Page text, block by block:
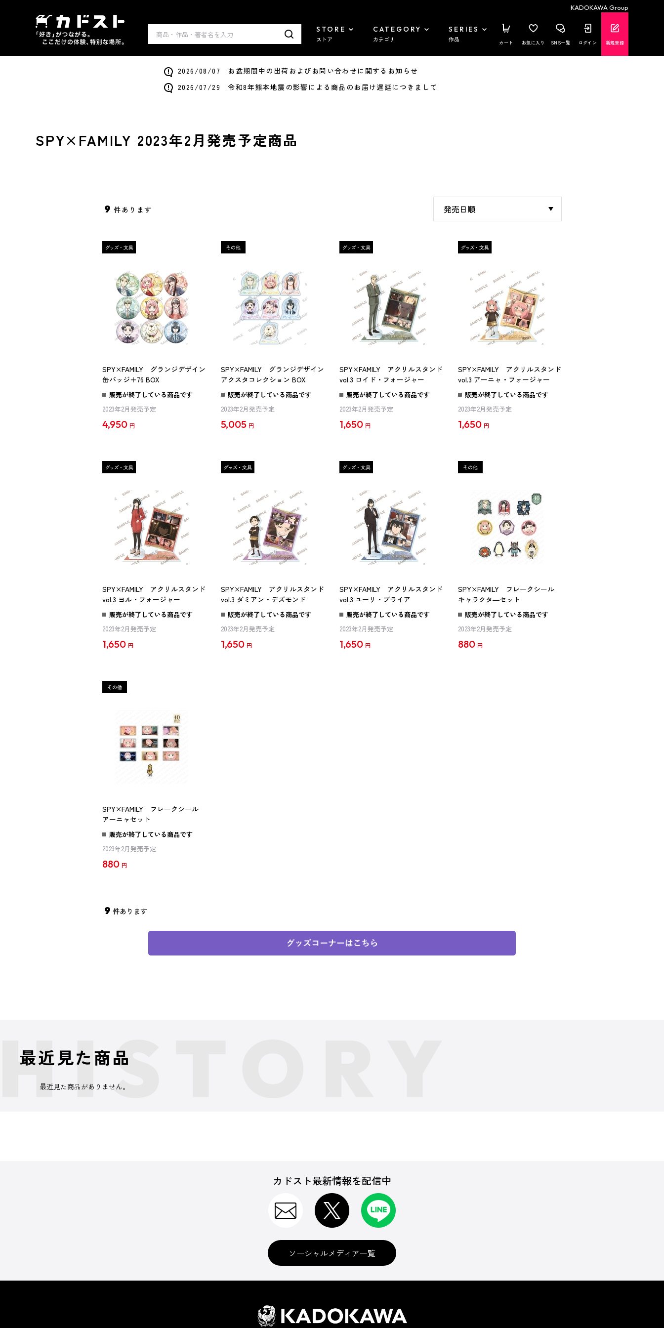
KADOKAWA Group
STORE
ストア
CATEGORY
カテゴリ
SERIES
作品 カート お気に入り SNS一覧 ログイン 新規登録
2026/08/07 お盆期間中の出荷およびお問い合わせに関するお知らせ
2026/07/29 令和8年熊本地震の影響による商品のお届け遅延につきまして
SPY×FAMILY 2023年2月発売予定商品
9 件あります
SPY×FAMILY グランジデザイン
缶バッジ＋76 BOX
販売が終了している商品です
2023年2月発売予定
4,950 円
SPY×FAMILY グランジデザイン
アクスタコレクション BOX
販売が終了している商品です
2023年2月発売予定
5,005 円
SPY×FAMILY アクリルスタンド
vol.3 ロイド・フォージャー
販売が終了している商品です
2023年2月発売予定
1,650 円
SPY×FAMILY アクリルスタンド
vol.3 アーニャ・フォージャー
販売が終了している商品です
2023年2月発売予定
1,650 円
SPY×FAMILY アクリルスタンド
vol.3 ヨル・フォージャー
販売が終了している商品です
2023年2月発売予定
1,650 円
SPY×FAMILY アクリルスタンド
vol.3 ダミアン・デズモンド
販売が終了している商品です
2023年2月発売予定
1,650 円
SPY×FAMILY アクリルスタンド
vol.3 ユーリ・ブライア
販売が終了している商品です
2023年2月発売予定
1,650 円
SPY×FAMILY フレークシール
キャラクタ―セット
販売が終了している商品です
2023年2月発売予定
880 円
SPY×FAMILY フレークシール
アーニャセット
販売が終了している商品です
2023年2月発売予定
880 円
9 件あります
最近見た商品
最近見た商品がありません。
カドスト最新情報を配信中
ソーシャルメディア一覧